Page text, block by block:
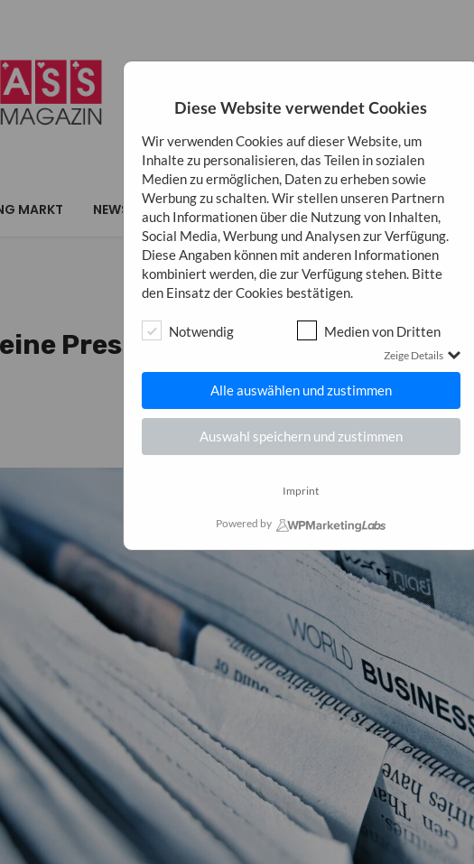
MARKT NEWS MARKETING BUSINESS INSPIRATION
NEWS
Pressemitteilungen nicht
du dagegen tun kannst
Diese Website verwendet Cookies
Wir verwenden Cookies auf dieser Website, um
Inhalte zu personalisieren, das Teilen in sozialen
Medien zu ermöglichen, Daten zu erheben sowie
Werbung zu schalten. Wir stellen unseren Partnern
auch Informationen über die Nutzung von Inhalten,
Social Media, Werbung und Analysen zur Verfügung.
Diese Angaben können mit anderen Informationen
kombiniert werden, die zur Verfügung stehen. Bitte
den Einsatz der Cookies bestätigen.
Notwendig Medien von Dritten
Zeige Details
Alle auswählen und zustimmen
Auswahl speichern und zustimmen
Imprint
Powered by